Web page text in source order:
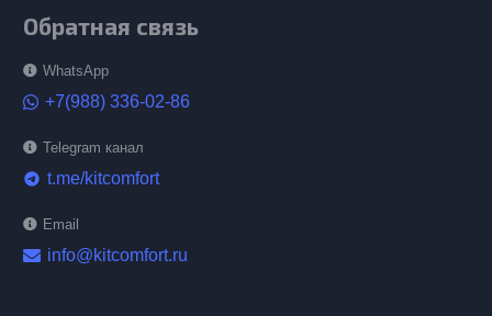
Обратная связь
WhatsApp
+7(988) 336-02-86
Telegram канал
telegram t.me/kitcomfort
Email
info@kitcomfort.ru